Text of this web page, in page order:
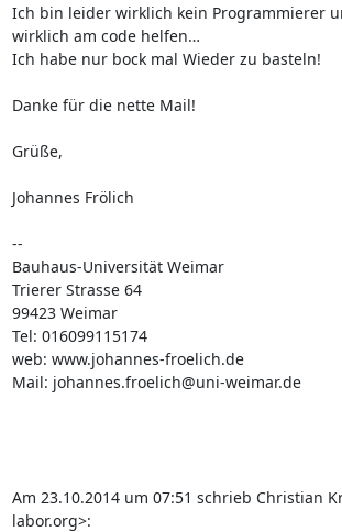
Ich bin leider wirklich kein Programmierer
wirklich am code helfen…
Ich habe nur bock mal Wieder zu basteln!
Danke für die nette Mail!
Grüße,
Johannes Frölich
--
Bauhaus-Universität Weimar
Trierer Strasse 64
99423 Weimar
Tel: 016099115174
web: www.johannes-froelich.de
Mail: johannes.froelich@uni-weimar.de
Am 23.10.2014 um 07:51 schrieb Christian
labor.org>: